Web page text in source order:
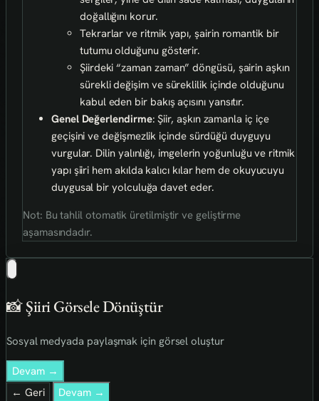
doğallığını korur.
Tekrarlar ve ritmik yapı, şairin romantik bir
tutumu olduğunu gösterir.
Şiirdeki “zaman zaman” döngüsü, şairin aşkın
sürekli değişim ve süreklilik içinde olduğunu
kabul eden bir bakış açısını yansıtır.
Genel Değerlendirme: Şiir, aşkın zamanla iç içe
geçişini ve değişmezlik içinde sürdüğü duyguyu
vurgular. Dilin yalınlığı, imgelerin yoğunluğu ve ritmik
yapı şiiri hem akılda kalıcı kılar hem de okuyucuyu
duygusal bir yolculuğa davet eder.
Not: Bu tahlil otomatik üretilmiştir ve geliştirme
aşamasındadır.
📸 Şiiri Görsele Dönüştür
Sosyal medyada paylaşmak için görsel oluştur
Devam →
← Geri
Devam →